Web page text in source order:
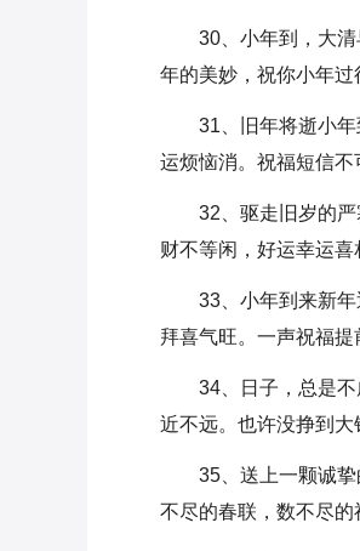
30、小年到，大
年的美妙，祝你小年
31、旧年将逝小
运烦恼消。祝福短信
32、驱走旧岁的
财不等闲，好运幸运
33、小年到来新
拜喜气旺。一声祝福提
34、日子，总是
近不远。也许没挣到大
35、送上一颗诚
不尽的春联，数不尽